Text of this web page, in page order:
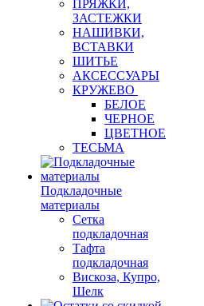
ПРЯЖКИ,
ЗАСТЕЖКИ
НАШИВКИ,
ВСТАВКИ
ШИТЬЕ
АКСЕССУАРЫ
КРУЖЕВО
БЕЛОЕ
ЧЕРНОЕ
ЦВЕТНОЕ
ТЕСЬМА
Подкладочные
материалы
Сетка
подкладочная
Тафта
подкладочная
Вискоза, Купро,
Шелк